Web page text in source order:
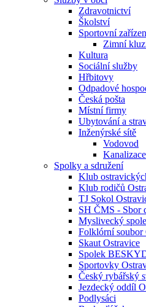
Zdravotnictví
Školství
Sportovní
Zimní
Kultura
Sociální služby
Hřbitovy
Odpadové
Česká pošta
Místní firmy
Ubytování a
Inženýrské sítě
Vodovod
Kanalizace
Spolky a sdružení
Klub
Klub rodičů
TJ Sokol
SH ČMS - Sbor
Myslivecký
Folklórní
Skaut Ostravice
Spolek
Sportovky
Český rybářský
Jezdecký oddíl
Podlysáci